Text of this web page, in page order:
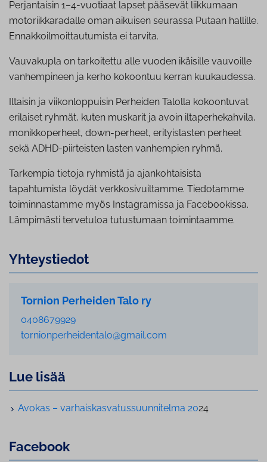
Perjantaisin 1–4-vuotiaat lapset pääsevät liikkumaan
motoriikkaradalle oman aikuisen seurassa Putaan hallille.
Ennakkoilmoittautumista ei tarvita.
Vauvakupla on tarkoitettu alle vuoden ikäisille vauvoille
vanhempineen ja kerho kokoontuu kerran kuukaudessa.
Iltaisin ja viikonloppuisin Perheiden Talolla kokoontuvat
erilaiset ryhmät, kuten muskarit ja avoin iltaperhekahvila,
monikkoperheet, down-perheet, erityislasten perheet
sekä ADHD-piirteisten lasten vanhempien ryhmä.
Tarkempia tietoja ryhmistä ja ajankohtaisista
tapahtumista löydät verkkosivuiltamme. Tiedotamme
toiminnastamme myös Instagramissa ja Facebookissa.
Lämpimästi tervetuloa tutustumaan toimintaamme.
Yh­teys­tie­dot
Tornion Perheiden Talo ry
0408679929
tornionperheidentalo@gmail.com
Lue lisää
Avokas – var­hais­kas­va­tus­suun­ni­tel­ma 2024
Facebook